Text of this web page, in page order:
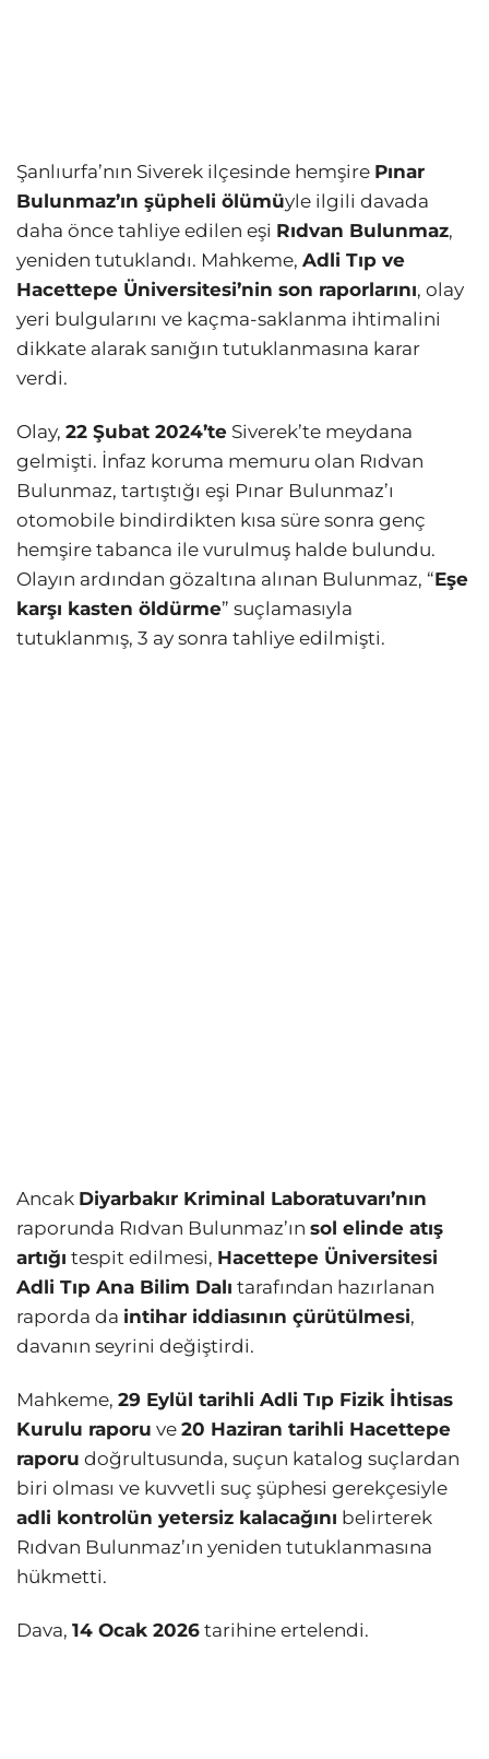
Şanlıurfa’nın Siverek ilçesinde hemşire Pınar
Bulunmaz’ın şüpheli ölümüyle ilgili davada
daha önce tahliye edilen eşi Rıdvan Bulunmaz,
yeniden tutuklandı. Mahkeme, Adli Tıp ve
Hacettepe Üniversitesi’nin son raporlarını, olay
yeri bulgularını ve kaçma-saklanma ihtimalini
dikkate alarak sanığın tutuklanmasına karar
verdi.
Olay, 22 Şubat 2024’te Siverek’te meydana
gelmişti. İnfaz koruma memuru olan Rıdvan
Bulunmaz, tartıştığı eşi Pınar Bulunmaz’ı
otomobile bindirdikten kısa süre sonra genç
hemşire tabanca ile vurulmuş halde bulundu.
Olayın ardından gözaltına alınan Bulunmaz, “Eşe
karşı kasten öldürme” suçlamasıyla
tutuklanmış, 3 ay sonra tahliye edilmişti.
Ancak Diyarbakır Kriminal Laboratuvarı’nın
raporunda Rıdvan Bulunmaz’ın sol elinde atış
artığı tespit edilmesi, Hacettepe Üniversitesi
Adli Tıp Ana Bilim Dalı tarafından hazırlanan
raporda da intihar iddiasının çürütülmesi,
davanın seyrini değiştirdi.
Mahkeme, 29 Eylül tarihli Adli Tıp Fizik İhtisas
Kurulu raporu ve 20 Haziran tarihli Hacettepe
raporu doğrultusunda, suçun katalog suçlardan
biri olması ve kuvvetli suç şüphesi gerekçesiyle
adli kontrolün yetersiz kalacağını belirterek
Rıdvan Bulunmaz’ın yeniden tutuklanmasına
hükmetti.
Dava, 14 Ocak 2026 tarihine ertelendi.